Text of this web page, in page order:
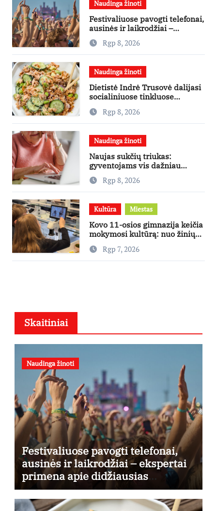
Naudinga žinoti
Festivaliuose pavogti telefonai,
ausinės ir laikrodžiai –
ekspertai primena apie
didžiausias finansines rizikas
Rgp 8, 2026
Naudinga žinoti
Dietistė Indrė Trusovė dalijasi
socialiniuose tinkluose
išpopuliarėjusiu lašišos salotų
receptuRgp 8, 2026
Naudinga žinoti
Naujas sukčių triukas:
gyventojams vis dažniau
skambina per „Viber“
Rgp 8, 2026
Kultūra Miestas
Kovo 11-osios gimnazija keičia
mokymosi kultūrą: nuo žinių
kaupimo – prie jų supratimo ir
taikymo
Rgp 7, 2026
Skaitiniai
Naudinga žinoti
Festivaliuose pavogti telefonai,
ausinės ir laikrodžiai – ekspertai
primena apie didžiausias
finansines rizikas